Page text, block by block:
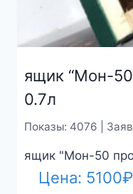
ящик “Мон-50
0.7л
Показы: 4076 |
ящик "Мон-50
Цена: 5100₽